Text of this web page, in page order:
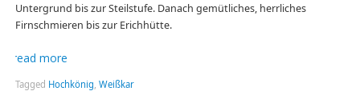
Untergrund bis zur Steilstufe. Danach gemütliches, herrliches
Firnschmieren bis zur Erichhütte.
read more
Tagged Hochkönig, Weißkar